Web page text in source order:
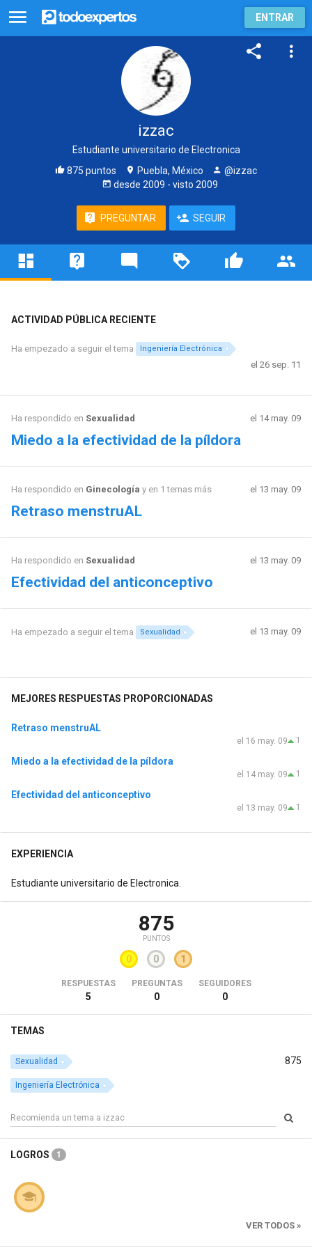
ENTRAR
izzac
Estudiante universitario de Electronica
875 puntos
Puebla, México
@izzac
desde 2009 - visto 2009
PREGUNTAR SEGUIR
ACTIVIDAD PÚBLICA RECIENTE
Ha empezado a seguir el tema Ingeniería Electrónica
el 26 sep. 11
Ha respondido en Sexualidad el 14 may. 09
Miedo a la efectividad de la píldora
Ha respondido en Ginecología y en 1 temas más el 13 may. 09
Retraso menstruAL
Ha respondido en Sexualidad el 13 may. 09
Efectividad del anticonceptivo
Ha empezado a seguir el tema Sexualidad el 13 may. 09
MEJORES RESPUESTAS PROPORCIONADAS
Retraso menstruAL
1
el 16 may. 09
Miedo a la efectividad de la píldora
1
el 14 may. 09
Efectividad del anticonceptivo
1
el 13 may. 09
EXPERIENCIA
Estudiante universitario de Electronica.
875
PUNTOS
0 0 1
RESPUESTAS
5
PREGUNTAS
0
SEGUIDORES
0
TEMAS
875
Sexualidad
Ingeniería Electrónica
LOGROS 1
VER TODOS »